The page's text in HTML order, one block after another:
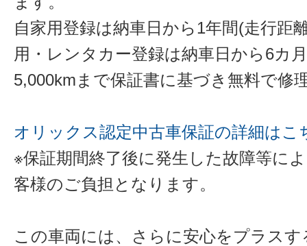
自家用登録は納車日から1年間(走行距
用・レンタカー登録は納車日から6カ
5,000kmまで保証書に基づき無料で修
オリックス認定中古車保証の詳細はこ
※保証期間終了後に発生した故障等に
客様のご負担となります。
この車両には、さらに安心をプラス